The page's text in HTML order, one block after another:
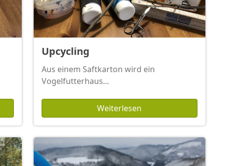
Upcycling
Aus einem Saftkarton wird ein
Vogelfutterhaus...
Weiterlesen